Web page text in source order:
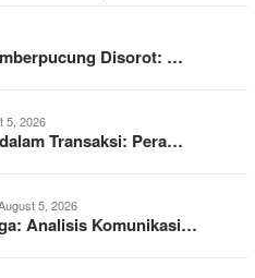
Disorot: …
5, 2026
Transaksi: Pera…
5, 2026
Analisis Komunikasi…